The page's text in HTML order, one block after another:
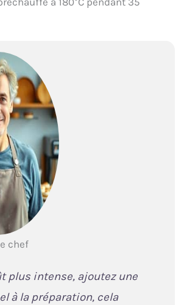
chef
plus intense, ajoutez une
à la préparation, cela